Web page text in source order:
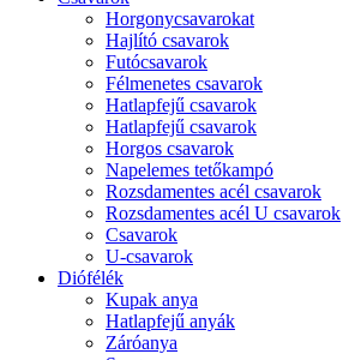
Horgonycsavarokat
Hajlító csavarok
Futócsavarok
Félmenetes csavarok
Hatlapfejű csavarok
Hatlapfejű csavarok
Horgos csavarok
Napelemes tetőkampó
Rozsdamentes acél csavarok
Rozsdamentes acél U csavarok
Csavarok
U-csavarok
Diófélék
Kupak anya
Hatlapfejű anyák
Záróanya